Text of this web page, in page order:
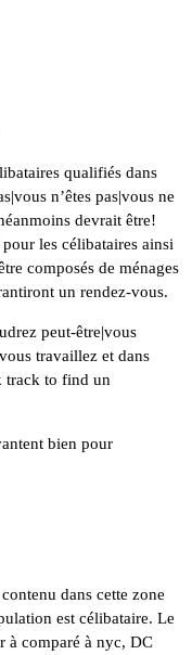
qualifiés dans
n’êtes pas|vous ne
devrait être!
les célibataires ainsi
composés de ménages
un rendez-vous.
peut-être|vous
travaillez et dans
track to find un
bien pour
dans cette zone
est célibataire. Le
à comparé à nyc, DC